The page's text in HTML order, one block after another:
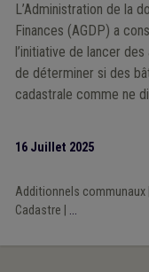
L’Administration de la
Finances (AGDP) a
l’initiative de lancer
de déterminer si des
cadastrale comme ne
16 Juillet 2025
Additionnels communaux|
Cadastre
...